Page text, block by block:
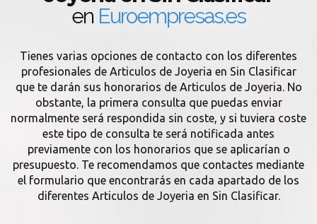
en Euroempresas.es
Tienes varias opciones de contacto con los diferentes
profesionales de Articulos de Joyeria en Sin Clasificar
que te darán sus honorarios de Articulos de Joyeria. No
obstante, la primera consulta que puedas enviar
normalmente será respondida sin coste, y si tuviera coste
este tipo de consulta te será notificada antes
previamente con los honorarios que se aplicarían o
presupuesto. Te recomendamos que contactes mediante
el formulario que encontrarás en cada apartado de los
diferentes Articulos de Joyeria en Sin Clasificar.